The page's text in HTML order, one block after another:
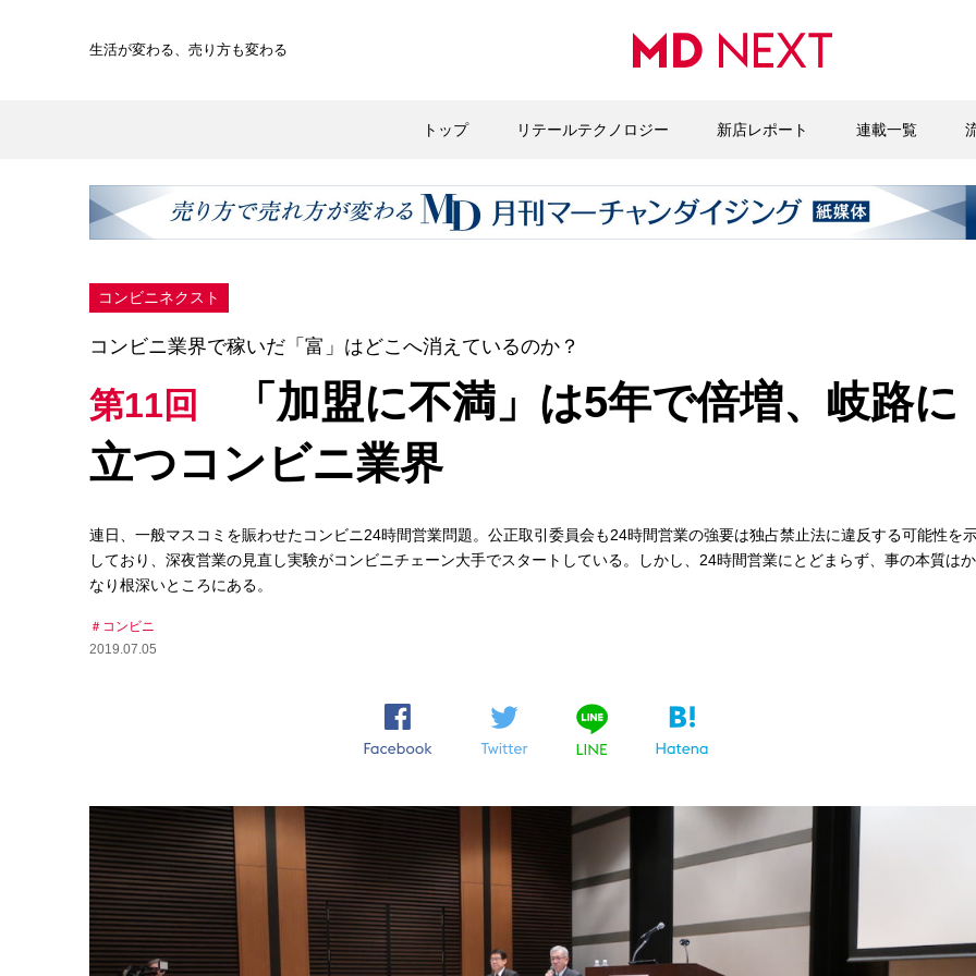
生活が変わる、 売り方も変わる
トップ リテールテクノロジー 新店レポート 連載一覧
コンビニネクスト
コンビニ業界で稼いだ「富」はどこへ消えているのか？
第11回
「加盟に不満」は5年で倍増、岐路に
立つコンビニ業界
連日、一般マスコミを賑わせたコンビニ24時間営業問題。公正取引委員会も24時間営業の強要は独占禁止法に違反する可能性を
しており、深夜営業の見直し実験がコンビニチェーン大手でスタートしている。しかし、24時間営業にとどまらず、事の本質はか
なり根深いところにある。
コンビニ
2019.07.05